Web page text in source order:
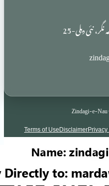
Terms of Use